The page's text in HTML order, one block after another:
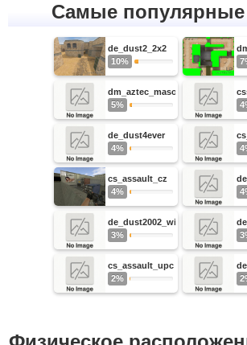
Самые популярные
de_dust2_2x2
10%
dm_aztec_maso2
5%
de_dust4ever
4%
cs_assault_cz
4%
de_dust2002_winter
3%
cs_assault_upc
2%